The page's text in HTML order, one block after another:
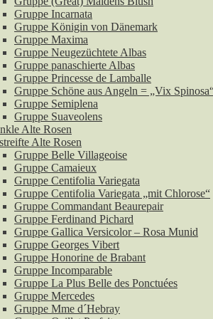
Gruppe Incarnata
Gruppe Königin von Dänemark
Gruppe Maxima
Gruppe Neugezüchtete Albas
Gruppe panaschierte Albas
Gruppe Princesse de Lamballe
Gruppe Schöne aus Angeln = „Vix
Gruppe Semiplena
Gruppe Suaveolens
Alte Rosen
Alte Rosen
Gruppe Belle Villageoise
Gruppe Camaieux
Gruppe Centifolia Variegata
Gruppe Centifolia Variegata „mit Chlorose“
Gruppe Commandant Beaurepair
Gruppe Ferdinand Pichard
Gruppe Gallica Versicolor – Rosa Munid
Gruppe Georges Vibert
Gruppe Honorine de Brabant
Gruppe Incomparable
Gruppe La Plus Belle des Ponctuées
Gruppe Mercedes
Gruppe Mme d´Hebray